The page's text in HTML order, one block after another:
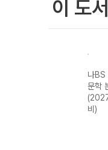
이 도
나BS
문학
비)